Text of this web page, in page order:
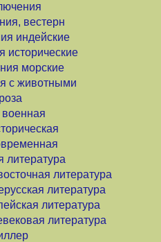
вестерн
индейские
исторические
морские
с животными
литература
литература
литература
литература
литература